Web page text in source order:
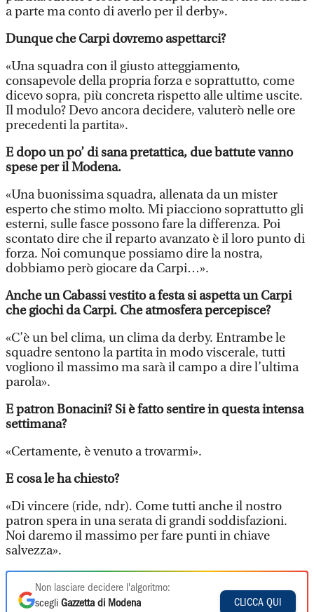
a parte ma conto di averlo per il derby».
Dunque che Carpi dovremo aspettarci?
«Una squadra con il giusto atteggiamento,
consapevole della propria forza e soprattutto, come
dicevo sopra, più concreta rispetto alle ultime uscite.
Il modulo? Devo ancora decidere, valuterò nelle ore
precedenti la partita».
E dopo un po’ di sana pretattica, due battute vanno
spese per il Modena.
«Una buonissima squadra, allenata da un mister
esperto che stimo molto. Mi piacciono soprattutto gli
esterni, sulle fasce possono fare la differenza. Poi
scontato dire che il reparto avanzato è il loro punto di
forza. Noi comunque possiamo dire la nostra,
dobbiamo però giocare da Carpi…».
Anche un Cabassi vestito a festa si aspetta un Carpi
che giochi da Carpi. Che atmosfera percepisce?
«C’è un bel clima, un clima da derby. Entrambe le
squadre sentono la partita in modo viscerale, tutti
vogliono il massimo ma sarà il campo a dire l’ultima
parola».
E patron Bonacini? Si è fatto sentire in questa intensa
settimana?
«Certamente, è venuto a trovarmi».
E cosa le ha chiesto?
«Di vincere (ride, ndr). Come tutti anche il nostro
patron spera in una serata di grandi soddisfazioni.
Noi daremo il massimo per fare punti in chiave
salvezza».
Non lasciare decidere l'algoritmo:
scegli Gazzetta di Modena
CLICCA QUI